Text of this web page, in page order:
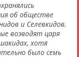
об обществе
и Селевкидов.
возводят царя
хотя
было семь